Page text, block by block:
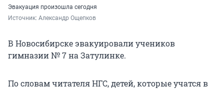
Эвакуация произошла сегодня
Источник: Александр Ощепков
В Новосибирске эвакуировали учеников
гимназии № 7 на Затулинке.
По словам читателя НГС, детей, которые учатся в